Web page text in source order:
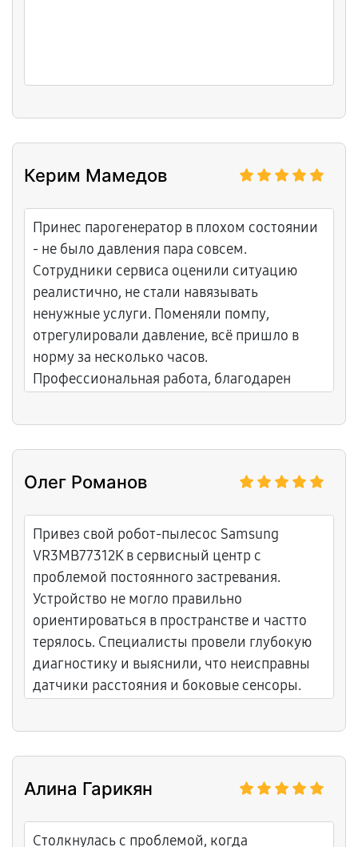
Керим Мамедов
Принес парогенератор в плохом состоянии
- не было давления пара совсем.
Сотрудники сервиса оценили ситуацию
реалистично, не стали навязывать
ненужные услуги. Поменяли помпу,
отрегулировали давление, всё пришло в
норму за несколько часов.
Профессиональная работа, благодарен
услуги.
Олег Романов
Привез свой робот-пылесос Samsung
VR3MB77312K в сервисный центр с
проблемой постоянного застревания.
Устройство не могло правильно
ориентироваться в пространстве и частто
терялось. Специалисты провели глубокую
диагностику и выяснили, что неисправны
датчики расстояния и боковые сенсоры.
произвела юстировку системы навигации.
как надо, без перебоев. Профессионалы
такой сервис. Обязательно приду сюда ещё
Алина Гарикян
Столкнулась с проблемой, когда